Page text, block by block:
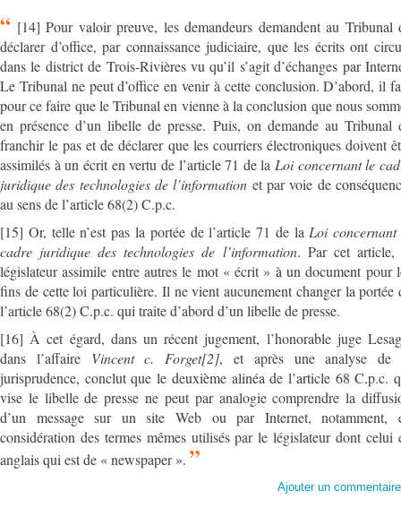
“ [14] Pour valoir preuve, les demandeurs demandent au Tribunal
déclarer d’office, par connaissance judiciaire, que les écrits ont
dans le district de Trois-Rivières vu qu’il s’agit d’échanges par
Le Tribunal ne peut d’office en venir à cette conclusion. D’abord, il
pour ce faire que le Tribunal en vienne à la conclusion que nous
en présence d’un libelle de presse. Puis, on demande au Tribunal
franchir le pas et de déclarer que les courriers électroniques doivent
assimilés à un écrit en vertu de l’article 71 de la Loi concernant le
juridique des technologies de l’information et par voie de
au sens de l’article 68(2) C.p.c.
[15] Or, telle n’est pas la portée de l’article 71 de la Loi concernant
cadre juridique des technologies de l’information. Par cet article,
législateur assimile entre autres le mot « écrit » à un document pour
fins de cette loi particulière. Il ne vient aucunement changer la portée
l’article 68(2) C.p.c. qui traite d’abord d’un libelle de presse.
[16] À cet égard, dans un récent jugement, l’honorable juge
dans l’affaire Vincent c. Forget[2], et après une analyse de
jurisprudence, conclut que le deuxième alinéa de l’article 68 C.p.c.
vise le libelle de presse ne peut par analogie comprendre la
d’un message sur un site Web ou par Internet, notamment,
considération des termes mêmes utilisés par le législateur dont celui
anglais qui est de « newspaper ». ”
Ajouter un